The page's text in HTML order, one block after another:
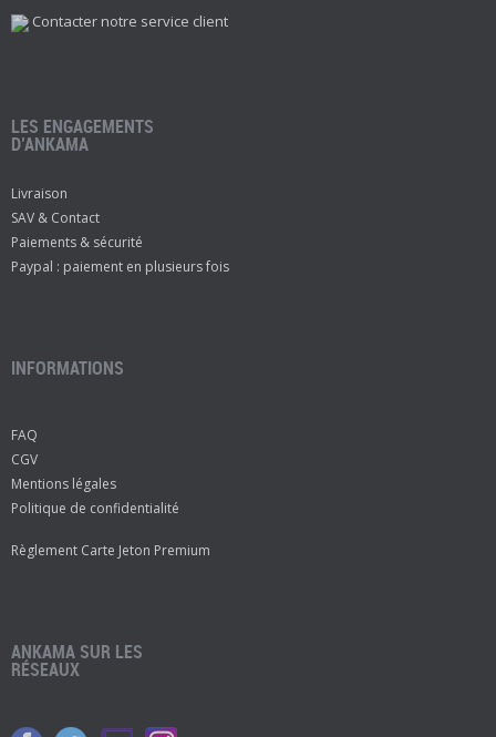
Contacter notre service client
LES ENGAGEMENTS
D’ANKAMA
Livraison
SAV & Contact
Paiements & sécurité
Paypal : paiement en plusieurs fois
INFORMATIONS
FAQ
CGV
Mentions légales
Politique de confidentialité
Règlement Carte Jeton Premium
ANKAMA SUR LES
RÉSEAUX